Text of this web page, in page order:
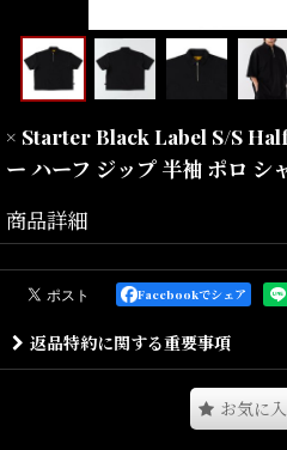
× Starter Black Label S/S
ー ハーフ ジップ 半袖 ポロ シ
商品詳細
STARTER BLACK LABEL×F.A.T.
ポロとな
伸縮性の高いジャージ素材を使用
ルーズになりすぎないレングスや
Facebookでシェア
返品特約に関する重要事項
お気に